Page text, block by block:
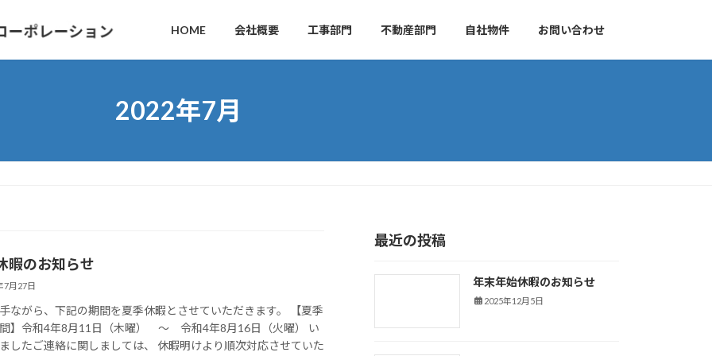
HOME 会社概要 工事部門 不動産部門 自社物件 お問い合わせ
2022年7月
暇のお知らせ
7月27日
ながら、下記の期間を夏季休暇とさせていただきます。 【夏季
】令和4年8月11日（木曜） ～ 令和4年8月16日（火曜） い
したご連絡に関しましては、 休暇明けより順次対応させていた
最近の投稿
年末年始休暇のお知らせ
2025年12月5日